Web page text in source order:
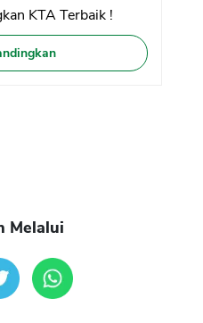
KTA Terbaik !
Melalui